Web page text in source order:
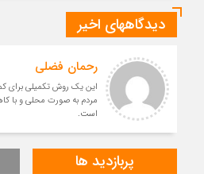
دیدگاههای اخیر
رحمان فضلی
این یک روش تکمیلی برای
مردم به صورت محلی و با
است.
پربازدید ها